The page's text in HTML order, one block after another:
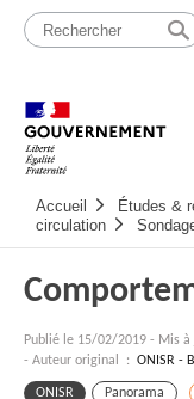
Passer
contenu
principale
Accueil Études &
circulation
Publié le 15/02/2019 - Mis
- Auteur original : ONISR -
ONISR Panorama